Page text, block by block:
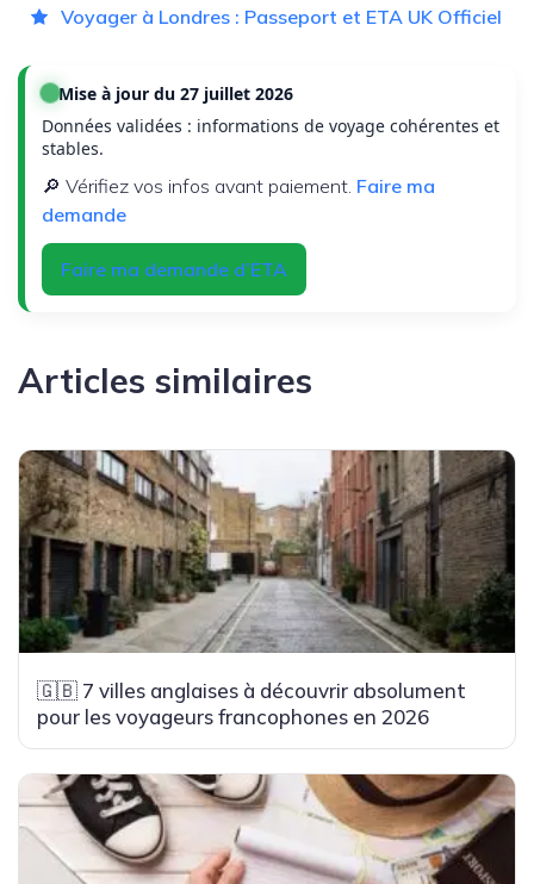
Voyager à Londres : Passeport et ETA UK Officiel
Mise à jour du 27 juillet 2026
Données validées : informations de voyage cohérentes et
stables.
🔎 Vérifiez vos infos avant paiement. Faire ma
demande
Faire ma demande d’ETA
Articles similaires
🇬🇧 7 villes anglaises à découvrir absolument
pour les voyageurs francophones en 2026